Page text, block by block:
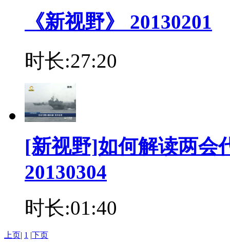
《新视野》 20130201
时长:27:20
[新视野]如何解读两会
20130304
时长:01:40
上页| 1 |下页